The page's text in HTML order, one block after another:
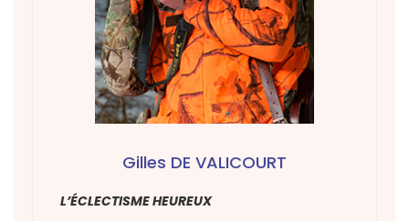
Gilles DE VALICOURT
L’ÉCLECTISME HEUREUX